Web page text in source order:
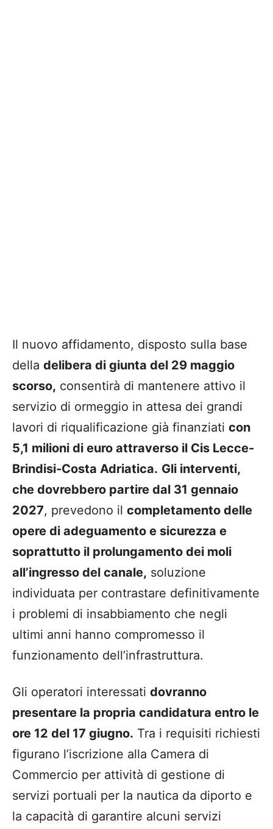
Il nuovo affidamento, disposto sulla base
della delibera di giunta del 29 maggio
scorso, consentirà di mantenere attivo il
servizio di ormeggio in attesa dei grandi
lavori di riqualificazione già finanziati con
5,1 milioni di euro attraverso il Cis Lecce-
Brindisi-Costa Adriatica. Gli interventi,
che dovrebbero partire dal 31 gennaio
2027, prevedono il completamento delle
opere di adeguamento e sicurezza e
soprattutto il prolungamento dei moli
all’ingresso del canale, soluzione
individuata per contrastare definitivamente
i problemi di insabbiamento che negli
ultimi anni hanno compromesso il
funzionamento dell’infrastruttura.
Gli operatori interessati dovranno
presentare la propria candidatura entro le
ore 12 del 17 giugno. Tra i requisiti richiesti
figurano l’iscrizione alla Camera di
Commercio per attività di gestione di
servizi portuali per la nautica da diporto e
la capacità di garantire alcuni servizi